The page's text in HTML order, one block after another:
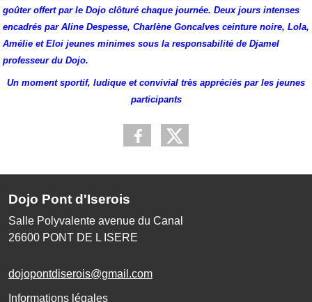
goûter offert par le Dojo clôturé chaque journée. Deux jours intenses
encadrés par Aline Despesse, Charlène Goncalves ceinture noire, Lola,
Amélie et Eloi jeunes minimes sous la responsabilité de Djamel
professeur du Dojo.
Un moment sportif, ludique et convivial très appréciés par les jeunes
participants
Dojo Pont d'Iserois
Salle Polyvalente avenue du Canal
26600 PONT DE L ISERE
dojopontdiserois@gmail.com
Informations légales